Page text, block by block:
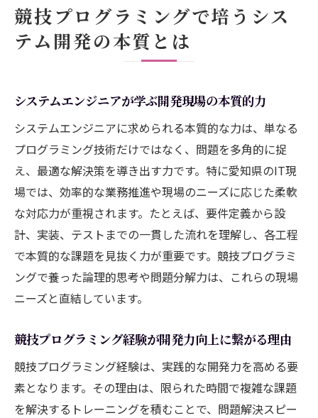
競技プログラミングで培うシス
テム開発の本質とは
システムエンジニアが学ぶ開発現場の本質的力
システムエンジニアに求められる本質的な力は、単なる
プログラミング技術だけではなく、問題を多角的に捉
え、最適な解決策を導き出す力です。特に愛知県のIT現
場では、効率的な業務推進や現場のニーズに応じた柔軟
な対応力が重視されます。たとえば、要件定義から設
計、実装、テストまでの一貫した流れを理解し、各工程
で本質的な課題を見抜く力が重要です。競技プログラミ
ングで養った論理的思考や問題分解力は、これらの現場
ニーズと直結しています。
競技プログラミング経験が開発力向上に繋がる理由
競技プログラミング経験は、実践的な開発力を高める要
素となります。その理由は、限られた時間で複雑な課題
を解決するトレーニングを積むことで、問題解決スピー